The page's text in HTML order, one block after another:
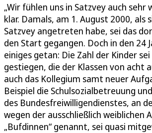
„Wir fühlen uns in Satzvey auch sehr
klar. Damals, am 1. August 2000, als
Satzvey angetreten habe, sei das
den Start gegangen. Doch in den 24
einiges getan: Die Zahl der Kinder
gestiegen, die der Klassen von acht
auch das Kollegium samt neuer
Beispiel die Schulsozialbetreuung
des Bundesfreiwilligendienstes, an
wegen der ausschließlich weiblichen
„Bufdinnen“ genannt, sei quasi